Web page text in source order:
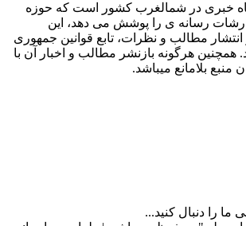
خبری در شمالغرب کشور است که حوزه
رسانه ی را پوشش می دهد، این
انتشار مطالب و نظرات، تابع قوانین جمهوری
همچنین هرگونه بازنشر مطالب و اخبار آن با
بلامانع میباشد.
را دنبال کنید...